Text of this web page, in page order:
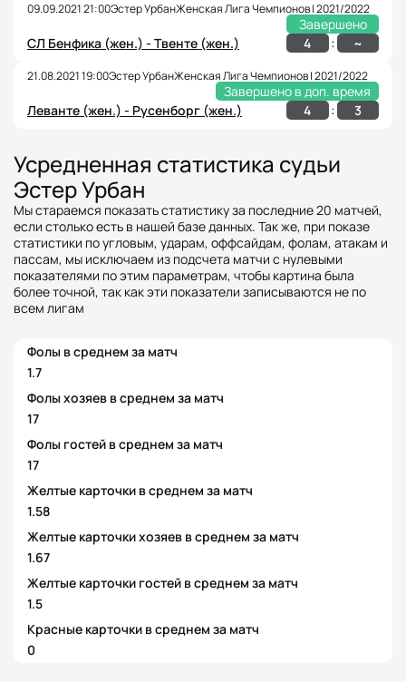
09.09.2021 21:00Эстер УрбанЖенская Лига Чемпионов | 2021/2022
Завершено
СЛ Бенфика (жен.) - Твенте (жен.)
4 : ~
21.08.2021 19:00Эстер УрбанЖенская Лига Чемпионов | 2021/2022
Завершено в доп. время
Леванте (жен.) - Русенборг (жен.)
4 : 3
Усредненная статистика судьи
Эстер Урбан
Мы стараемся показать статистику за последние 20 матчей,
если столько есть в нашей базе данных. Так же, при показе
статистики по угловым, ударам, оффсайдам, фолам, атакам и
пассам, мы исключаем из подсчета матчи с нулевыми
показателями по этим параметрам, чтобы картина была
более точной, так как эти показатели записываются не по
всем лигам
Фолы в среднем за матч
1.7
Фолы хозяев в среднем за матч
17
Фолы гостей в среднем за матч
17
Желтые карточки в среднем за матч
1.58
Желтые карточки хозяев в среднем за матч
1.67
Желтые карточки гостей в среднем за матч
1.5
Красные карточки в среднем за матч
0